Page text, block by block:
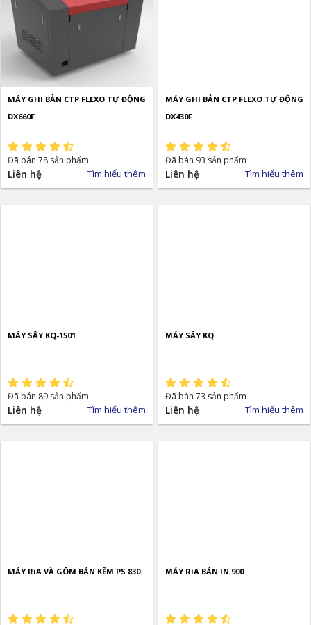
MÁY GHI BẢN CTP FLEXO TỰ ĐỘNG
DX660F
Đã bán 78 sản phẩm
Liên hệ Tìm hiểu thêm
MÁY GHI BẢN CTP FLEXO TỰ ĐỘNG
DX430F
Đã bán 93 sản phẩm
Liên hệ Tìm hiểu thêm
MÁY SẤY KQ-1501
Đã bán 89 sản phẩm
Liên hệ Tìm hiểu thêm
MÁY SẤY KQ
Đã bán 73 sản phẩm
Liên hệ Tìm hiểu thêm
MÁY RìA VÀ GÔM BẢN KẼM PS 830 MÁY RìA BẢN IN 900